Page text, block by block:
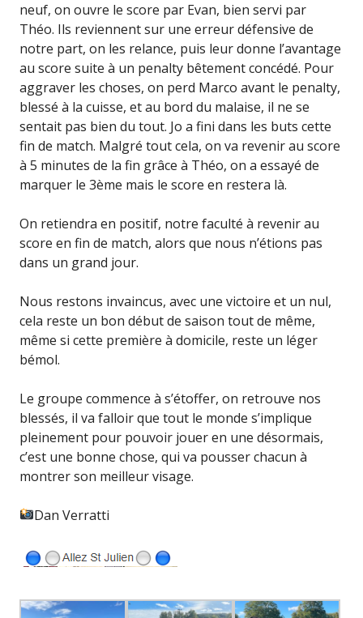
neuf, on ouvre le score par Evan, bien servi par
Théo. Ils reviennent sur une erreur défensive de
notre part, on les relance, puis leur donne l’avantage
au score suite à un penalty bêtement concédé. Pour
aggraver les choses, on perd Marco avant le penalty,
blessé à la cuisse, et au bord du malaise, il ne se
sentait pas bien du tout. Jo a fini dans les buts cette
fin de match. Malgré tout cela, on va revenir au score
à 5 minutes de la fin grâce à Théo, on a essayé de
marquer le 3ème mais le score en restera là.
On retiendra en positif, notre faculté à revenir au
score en fin de match, alors que nous n’étions pas
dans un grand jour.
Nous restons invaincus, avec une victoire et un nul,
cela reste un bon début de saison tout de même,
même si cette première à domicile, reste un léger
bémol.
Le groupe commence à s’étoffer, on retrouve nos
blessés, il va falloir que tout le monde s’implique
pleinement pour pouvoir jouer en une désormais,
c’est une bonne chose, qui va pousser chacun à
montrer son meilleur visage.
Dan Verratti